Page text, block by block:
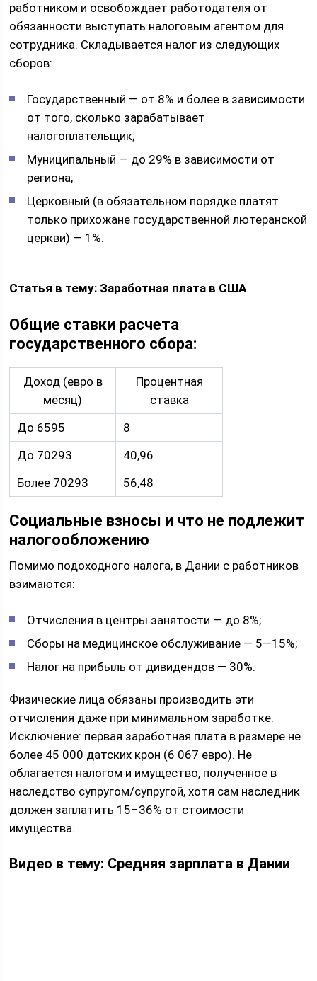
работником и освобождает работодателя от
обязанности выступать налоговым агентом для
сотрудника. Складывается налог из следующих
сборов:
Государственный — от 8% и более в зависимости
от того, сколько зарабатывает
налогоплательщик;
Муниципальный — до 29% в зависимости от
региона;
Церковный (в обязательном порядке платят
только прихожане государственной лютеранской
церкви) — 1%.
Статья в тему: Заработная плата в США
Общие ставки расчета
государственного сбора:
Доход (евро в
месяц)
Процентная
ставка
До 6595
8
До 70293
40,96
Более 70293
56,48
Социальные взносы и что не подлежит
налогообложению
Помимо подоходного налога, в Дании с работников
взимаются:
Отчисления в центры занятости — до 8%;
Сборы на медицинское обслуживание — 5—15%;
Налог на прибыль от дивидендов — 30%.
Физические лица обязаны производить эти
отчисления даже при минимальном заработке.
Исключение: первая заработная плата в размере не
более 45 000 датских крон (6 067 евро). Не
облагается налогом и имущество, полученное в
наследство супругом/супругой, хотя сам наследник
должен заплатить 15–36% от стоимости
имущества.
Видео в тему: Средняя зарплата в Дании